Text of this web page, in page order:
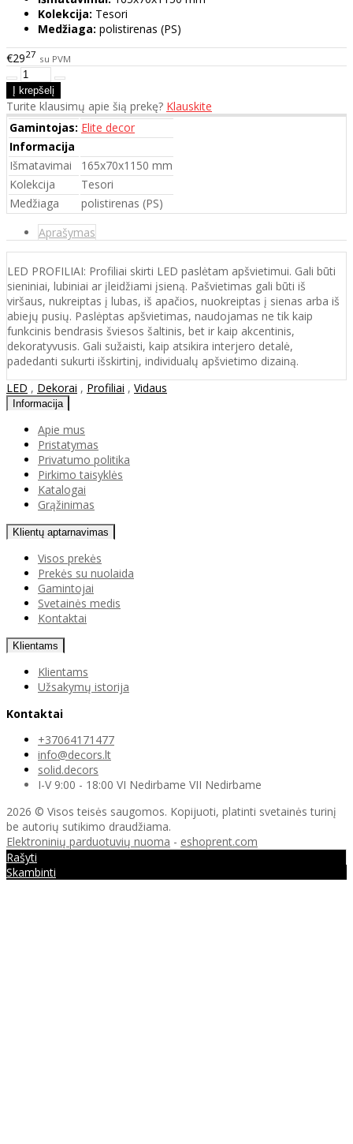
Kolekcija: Tesori
Medžiaga: polistirenas (PS)
€2927 su PVM
Turite klausimų apie šią prekę? Klauskite
Gamintojas: Elite decor
Informacija
Išmatavimai
165x70x1150 mm
Kolekcija
Tesori
Medžiaga
polistirenas (PS)
Aprašymas
LED PROFILIAI: Profiliai skirti LED paslėtam apšvietimui. Gali būti
sieniniai, lubiniai ar įleidžiami įsieną. Pašvietimas gali būti iš
viršaus, nukreiptas į lubas, iš apačios, nuokreiptas į sienas arba iš
abiejų pusių. Paslėptas apšvietimas, naudojamas ne tik kaip
funkcinis bendrasis šviesos šaltinis, bet ir kaip akcentinis,
dekoratyvusis. Gali sužaisti, kaip atsikira interjero detalė,
padedanti sukurti išskirtinį, individualų apšvietimo dizainą.
LED , Dekorai , Profiliai , Vidaus
Informacija
Apie mus
Pristatymas
Privatumo politika
Pirkimo taisyklės
Katalogai
Grąžinimas
Klientų aptarnavimas
Visos prekės
Prekės su nuolaida
Gamintojai
Svetainės medis
Kontaktai
Klientams
Klientams
Užsakymų istorija
Kontaktai
+37064171477
info@decors.lt
solid.decors
I-V 9:00 - 18:00 VI Nedirbame VII Nedirbame
2026 © Visos teisės saugomos. Kopijuoti, platinti svetainės turinį
be autorių sutikimo draudžiama.
Elektroninių parduotuvių nuoma - eshoprent.com
Rašyti
Skambinti